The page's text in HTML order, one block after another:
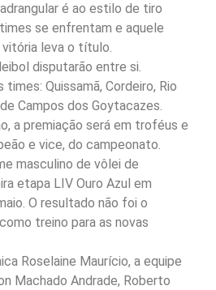
é ao estilo de tiro
se enfrentam e aquele
vitória leva o título.
disputarão entre si.
times: Quissamã, Cordeiro, Rio
Campos dos Goytacazes.
a premiação será em troféus e
e vice, do campeonato.
masculino de vôlei de
etapa LIV Ouro Azul em
O resultado não foi o
treino para as novas
Roselaine Maurício, a equipe
Machado Andrade, Roberto